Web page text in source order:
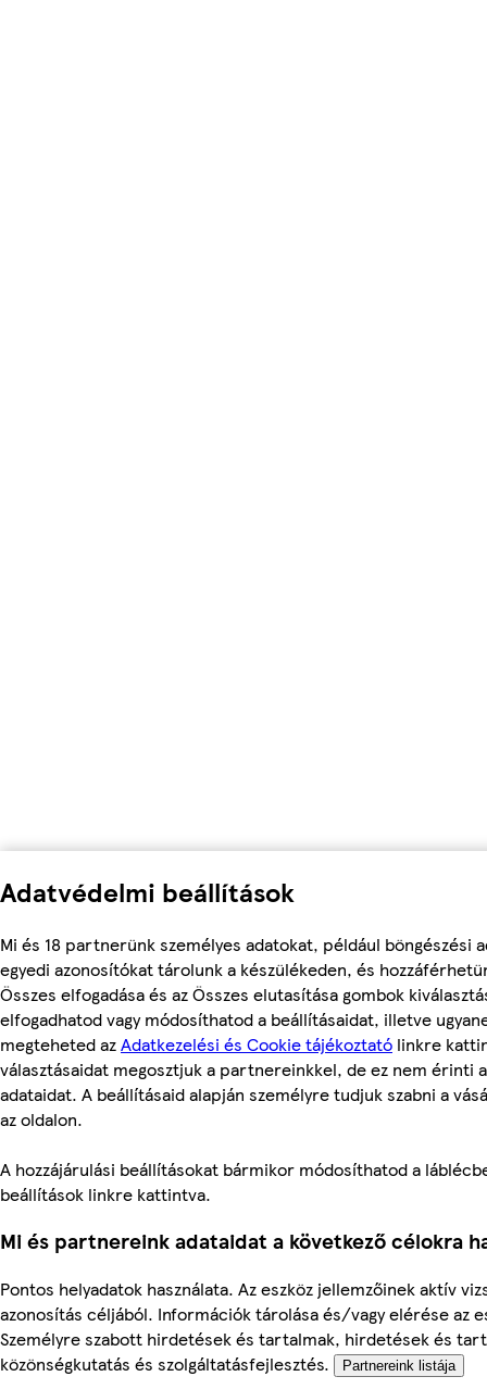
Adatvédelmi beállítások
Mi és 18 partnerünk személyes adatokat, például böngészési
egyedi azonosítókat tárolunk a készülékeden, és
Összes elfogadása és az Összes elutasítása gombok
elfogadhatod vagy módosíthatod a beállításaidat, illetve
megteheted azAdatkezelési és Cookie tájékoztató linkre
választásaidat megosztjuk a partnereinkkel, de ez nem érinti
adataidat. A beállításaid alapján személyre tudjuk szabni a
az oldalon.
A hozzájárulási beállításokat bármikor módosíthatod a
beállítások linkre kattintva.
Mi és partnereink adataidat a következő célokra
Pontos helyadatok használata. Az eszköz jellemzőinek aktív
azonosítás céljából. Információk tárolása és/vagy elérése az
Személyre szabott hirdetések és tartalmak, hirdetések és
közönségkutatás és szolgáltatásfejlesztés.
Partnereink listája